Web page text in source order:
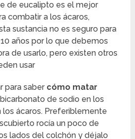
de eucalipto es el mejor
combatir a los ácaros,
sustancia no es seguro para
años por lo que debemos
de usarlo, pero existen otros
usar
para saber cómo matar
de sodio en los
ácaros. Preferiblemente
rocía un poco de
lados del colchón y déjalo